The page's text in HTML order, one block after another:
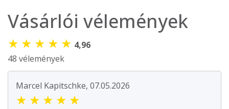
Vásárlói vélemények
★ ★ ★ ★ ★ 4,96
48 vélemények
Marcel Kapitschke, 07.05.2026
★ ★ ★ ★ ★